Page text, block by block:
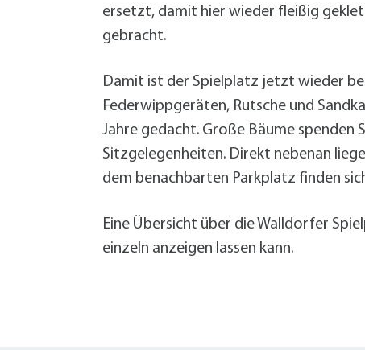
ersetzt, damit hier wieder fleißig
gebracht.
Damit ist der Spielplatz jetzt wieder
Federwippgeräten, Rutsche und
Jahre gedacht. Große Bäume
Sitzgelegenheiten. Direkt nebenan
dem benachbarten Parkplatz finden
Eine Übersicht über die Walldorfer
einzeln anzeigen lassen kann.